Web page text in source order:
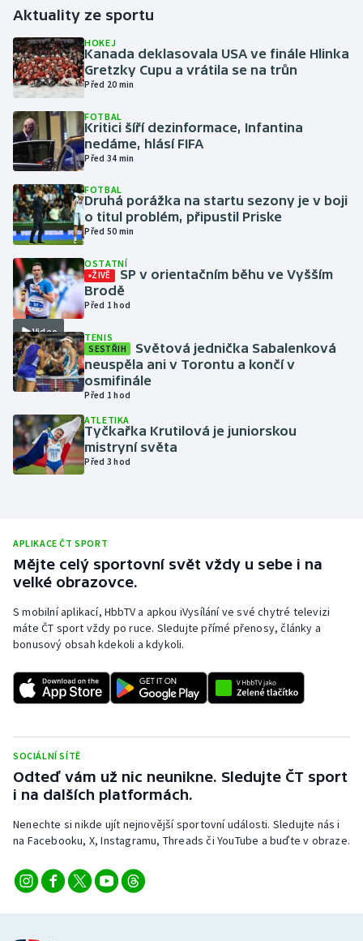
Golf
Gymnastika
Házená
Jezdectví
Judo
Krasobruslení
Lyže a snowboard
Moderní pětiboj
Motorsport
Parasport
Ragby
Rychlobruslení
Rychlostní kanoistika
Short track
Stolní tenis
Triatlon
Veslování
Vodní slalom
Volejbal
Aktuality ze sportu
HOKEJ
Kanada deklasovala USA ve finále Hlinka
Gretzky Cupu a vrátila se na trůn
Před 20 min
FOTBAL
Kritici šíří dezinformace, Infantina
nedáme, hlásí FIFA
Před 34 min
FOTBAL
Druhá porážka na startu sezony je v boji
o titul problém, připustil Priske
Před 50 min
Video
OSTATNÍ
ŽIVĚ
SP v orientačním běhu ve Vyšším
Brodě
Před 1 hod
TENIS
SESTŘIH
Světová jednička Sabalenková
neuspěla ani v Torontu a končí v
osmifinále
Před 1 hod
ATLETIKA
Tyčkařka Krutilová je juniorskou
mistryní světa
Před 3 hod
APLIKACE ČT SPORT
Mějte celý sportovní svět vždy u sebe i na
velké obrazovce.
S mobilní aplikací, HbbTV a apkou iVysílání ve své chytré televizi
máte ČT sport vždy po ruce. Sledujte přímé přenosy, články a
bonusový obsah kdekoli a kdykoli.
SOCIÁLNÍ SÍTĚ
Odteď vám už nic neunikne. Sledujte ČT sport
i na dalších platformách.
Nenechte si nikde ujít nejnovější sportovní události. Sledujte nás i
na Facebooku, X, Instagramu, Threads či YouTube a buďte v obraze.